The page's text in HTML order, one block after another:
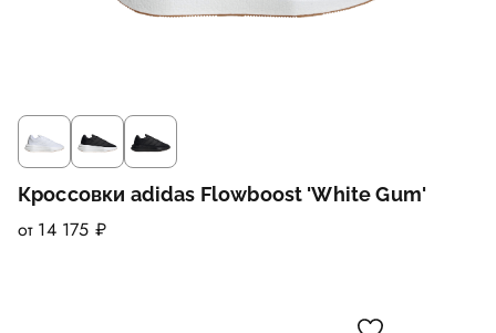
Кроссовки adidas Flowboost 'White Gum'
от 14 175 ₽